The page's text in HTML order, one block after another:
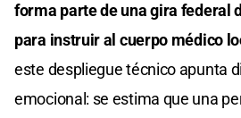
forma parte de una gira federal
para instruir al cuerpo médico
este despliegue técnico apunta
emocional: se estima que una